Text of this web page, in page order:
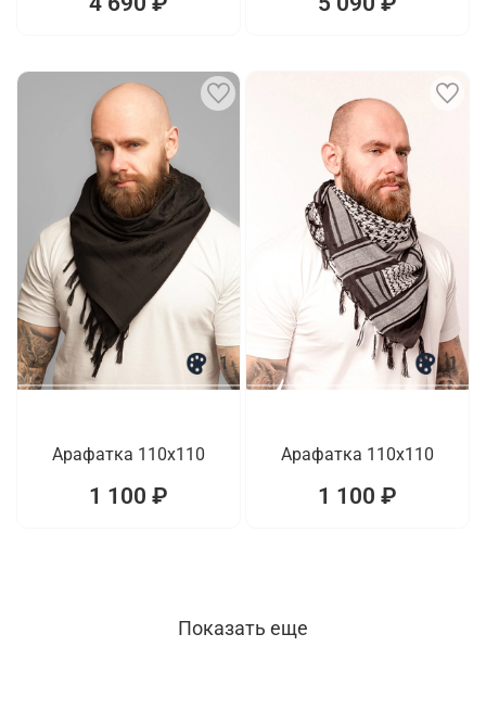
1
Арафатка 110x110
1 100 ₽
1
Арафатка 110x110
1 100 ₽
Показать еще